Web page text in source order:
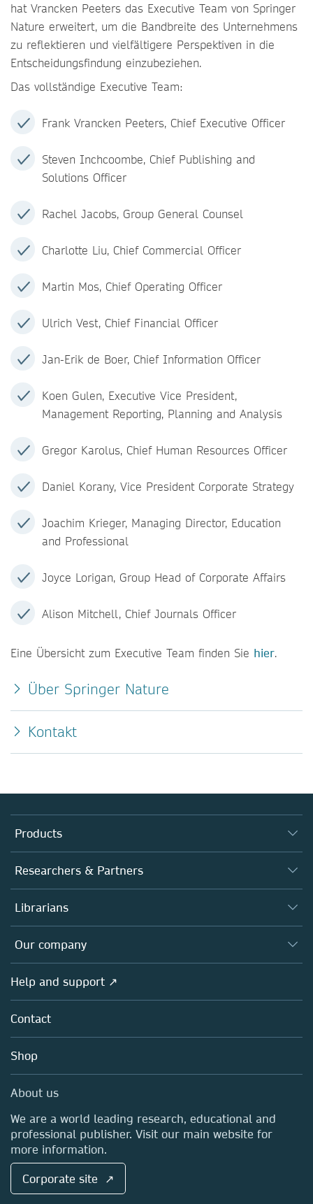
hat Vrancken Peeters das Executive Team von Springer
Nature erweitert, um die Bandbreite des Unternehmens
zu reflektieren und vielfältigere Perspektiven in die
Entscheidungsfindung einzubeziehen.
Das vollständige Executive Team:
Frank Vrancken Peeters, Chief Executive Officer
Steven Inchcoombe, Chief Publishing and
Solutions Officer
Rachel Jacobs, Group General Counsel
Charlotte Liu, Chief Commercial Officer
Martin Mos, Chief Operating Officer
Ulrich Vest, Chief Financial Officer
Jan-Erik de Boer, Chief Information Officer
Koen Gulen, Executive Vice President,
Management Reporting, Planning and Analysis
Gregor Karolus, Chief Human Resources Officer
Daniel Korany, Vice President Corporate Strategy
Joachim Krieger, Managing Director, Education
and Professional
Joyce Lorigan, Group Head of Corporate Affairs
Alison Mitchell, Chief Journals Officer
Eine Übersicht zum Executive Team finden Sie hier.
Über Springer Nature
Kontakt
Products
Journals
Books
Platforms
Researchers & Partners
Authors
Editors
Open science
Policies
Librarians
Overview
Products
Licensing
Blog
Sales and account contacts
Our company
Overview
About us
Careers
Media Centre
Locations & Contact
Help and support ↗
Contact
Shop
About us
We are a world leading research, educational and
professional publisher. Visit our main website for
more information.
Corporate site ↗